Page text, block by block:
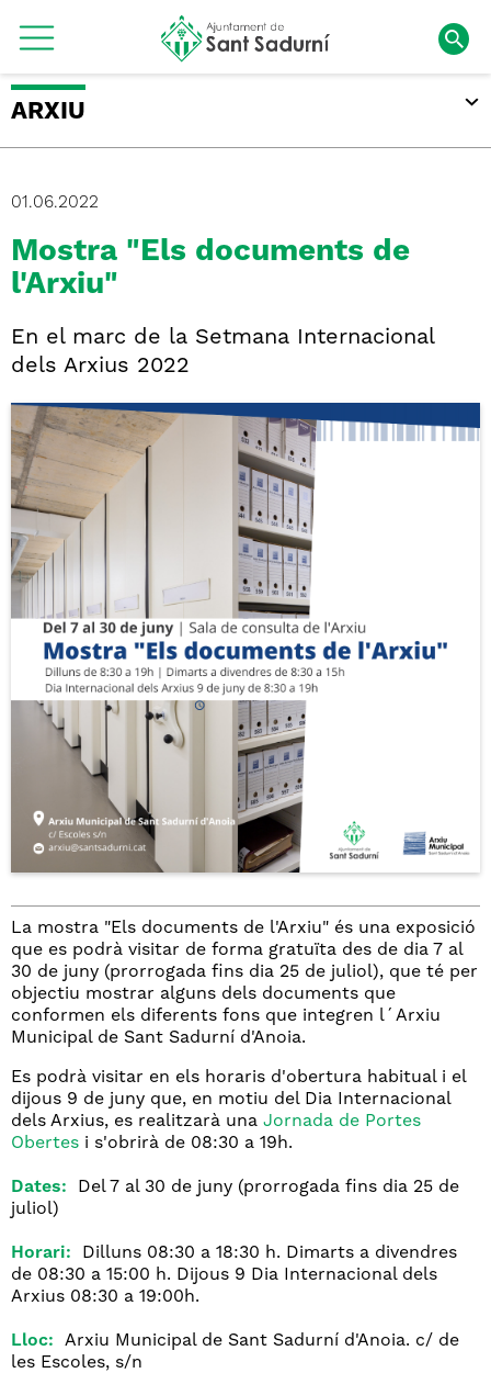
ARXIU
01.06.2022
Mostra "Els documents de
l'Arxiu"
En el marc de la Setmana Internacional
dels Arxius 2022
La mostra "Els documents de l'Arxiu" és una exposició
que es podrà visitar de forma gratuïta des de dia 7 al
30 de juny (prorrogada fins dia 25 de juliol), que té per
objectiu mostrar alguns dels documents que
conformen els diferents fons que integren l´Arxiu
Municipal de Sant Sadurní d'Anoia.
Es podrà visitar en els horaris d'obertura habitual i el
dijous 9 de juny que, en motiu del Dia Internacional
dels Arxius, es realitzarà una Jornada de Portes
Obertes i s'obrirà de 08:30 a 19h.
Dates:
Del 7 al 30 de juny (prorrogada fins dia 25 de
juliol)
Horari:
Dilluns 08:30 a 18:30 h. Dimarts a divendres
de 08:30 a 15:00 h. Dijous 9 Dia Internacional dels
Arxius 08:30 a 19:00h.
Lloc:
Arxiu Municipal de Sant Sadurní d'Anoia. c/ de
les Escoles, s/n